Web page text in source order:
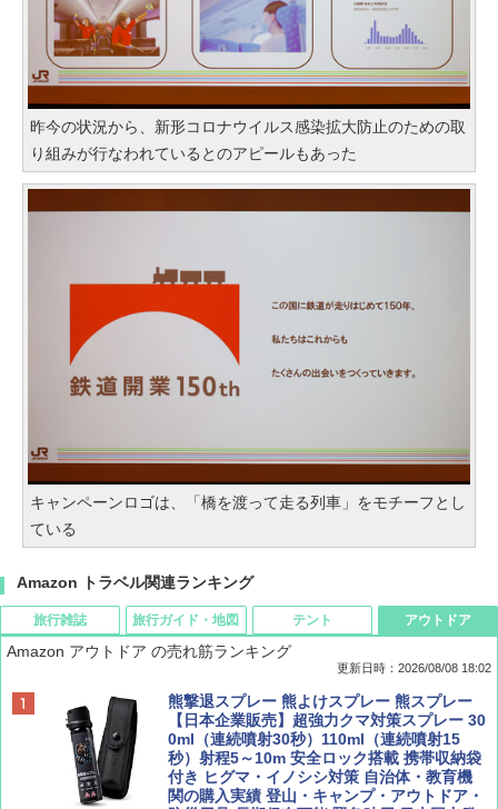
昨今の状況から、新形コロナウイルス感染拡大防止のための取
り組みが行なわれているとのアピールもあった
キャンペーンロゴは、「橋を渡って走る列車」をモチーフとし
ている
Amazon トラベル関連ランキング
旅行雑誌
BE-PAL(ビ-パル) 2026年 9 月号【特別付録:
SOTO ミニマル"旅"財布 ランダム2種】
￥1,500
旅行ガイド・地図
D40 地球の歩き方 チェンマイ タイ北部の魅
力的な町 2026～2027 地球の歩き方D アジア
￥2,079
テント
[キャンパーズコレクション 山善] ポップアッ
プテント 傘みたいに広げて畳める パッとサ
ッとサンシェード キューブ フルクローズ メ
ッシュ 簡単設置 ワンタッチテント キャンプ
&ハイキング カーキ PATC-150(KH)
アウトドア
Amazon アウトドア の売れ筋ランキング
更新日時：2026/08/08 18:02
熊撃退スプレー 熊よけスプレー 熊スプレー
【日本企業販売】超強力クマ対策スプレー 30
0ml（連続噴射30秒）110ml（連続噴射15
秒）射程5～10m 安全ロック搭載 携帯収納袋
付き ヒグマ・イノシシ対策 自治体・教育機
関の購入実績 登山・キャンプ・アウトドア・